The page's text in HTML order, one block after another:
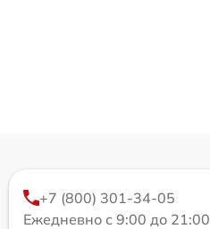
+7 (800) 301-34-05
Ежедневно с 9:00 до 21:00